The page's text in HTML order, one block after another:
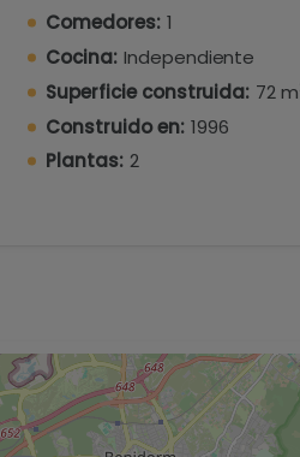
en el precio, lo que añade
durante gran parte del día.
cerca del Mediterráneo y
Comedores: 1
Cocina: Independiente
Superficie construida: 72 m
Construido en: 1996
Plantas: 2